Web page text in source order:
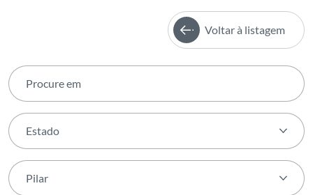
Voltar à listagem
Estado
Estado
Pilar